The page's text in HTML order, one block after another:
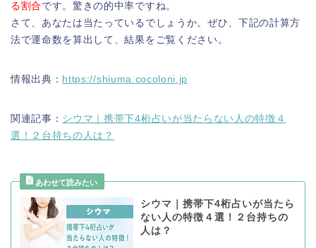
る割合 です。驚きの的中率ですね。
さて、あなたは当たっているでしょうか。ぜひ、下記の計算方
法で運命数を算出して、結果をご覧ください。
情報出典： https://shiuma.cocoloni.jp
関連記事： シウマ｜携帯下4桁占いが当たらない人の特徴４
選！２台持ちの人は？
シウマ｜携帯下4桁占いが当たら
ない人の特徴４選！２台持ちの
人は？